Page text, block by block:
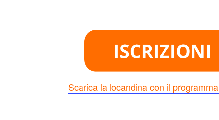
Scarica la locandina con il